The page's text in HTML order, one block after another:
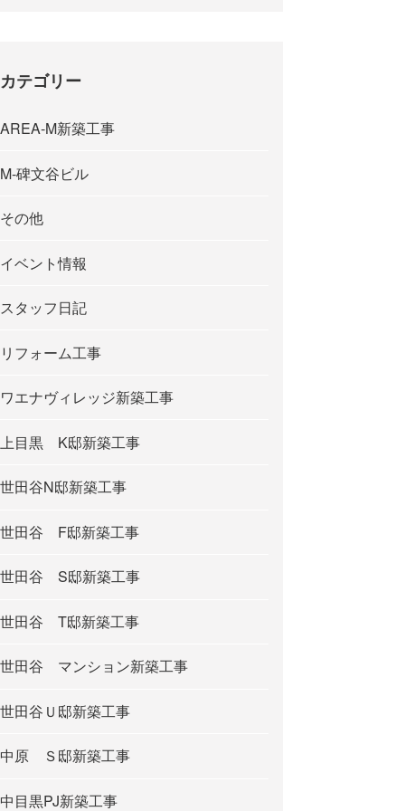
カテゴリー
AREA-M新築工事
M-碑文谷ビル
その他
イベント情報
スタッフ日記
リフォーム工事
ワエナヴィレッジ新築工事
上目黒 K邸新築工事
世田谷N邸新築工事
世田谷 F邸新築工事
世田谷 S邸新築工事
世田谷 T邸新築工事
世田谷 マンション新築工事
世田谷Ｕ邸新築工事
中原 Ｓ邸新築工事
中目黒PJ新築工事